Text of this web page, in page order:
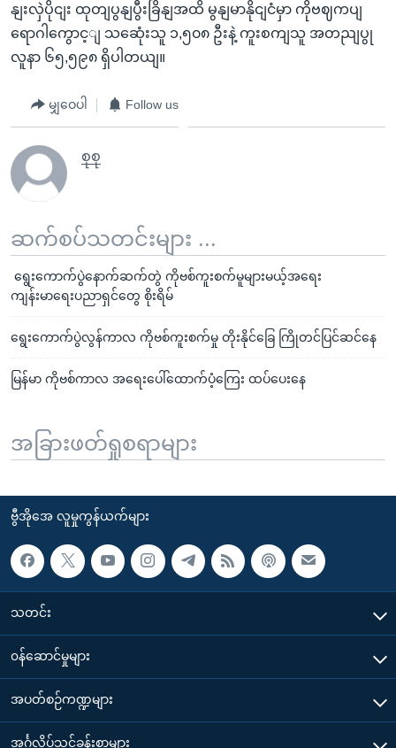
နျးလှဲပိုငျး ထုတျပွနျပွီးခြိနျအထိ မွနျမာနိုငျငံမှာ ကိုဗဈကပျ
ရောဂါကွောင့ျ သဆေုံးသူ ၁,၅၀၈ ဦးနဲ့ ကူးစကျသူ အတညျပွု
လူနာ ၆၅,၅၉၈ ရှိပါတယျ။
မျှဝေပါ Follow us
စုစု
ဆက်စပ်သတင်းများ ...
ရွေးကောက်ပွဲနောက်ဆက်တွဲ ကိုဗစ်ကူးစက်မူများမယ့်အရေး
ကျန်းမာရေးပညာရှင်တွေ စိုးရိမ်
ရွေးကောက်ပွဲလွန်ကာလ ကိုဗစ်ကူးစက်မှု တိုးနိုင်ခြေ ကြိုတင်ပြင်ဆင်နေ
မြန်မာ ကိုဗစ်ကာလ အရေးပေါ်ထောက်ပံ့ကြေး ထပ်ပေးနေ
အခြားဖတ်ရှုစရာများ
ဗွီအိုအေ လူမှုကွန်ယက်များ
သတင်း
၀န်ဆောင်မှုများ
အပတ်စဉ်ကဏ္ဍများ
အင်္ဂလိပ်သင်ခန်းစာများ